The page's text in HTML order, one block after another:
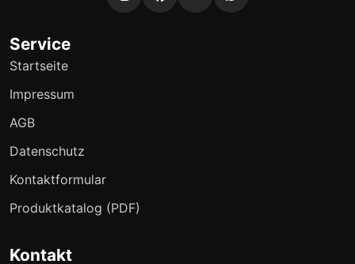
Service
Startseite
Impressum
AGB
Datenschutz
Kontaktformular
Produktkatalog (PDF)
Kontakt